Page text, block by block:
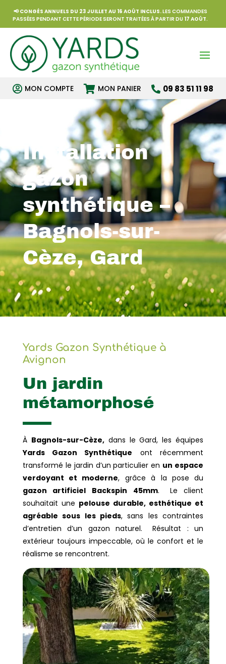
📢CONGÉS ANNUELS DU 23 JUILLET AU 16 AOÛT INCLUS.LES COMMANDES
PASSÉES PENDANT CETTE PÉRIODE SERONT TRAITÉES À PARTIR DU 17 AOÛT.
 MON COMPTE  MON PANIER  09 83 51 11 98
Installation
gazon
synthétique –
Bagnols-sur-
Cèze, Gard
Yards Gazon Synthétique à
Avignon
Un jardin
métamorphosé
À Bagnols-sur-Cèze,dans le Gard, les équipes
Yards Gazon Synthétique ont récemment
transformé le jardin d’un particulier en un espace
verdoyant et moderne, grâce à la pose du
gazon artificiel Backspin 45mm. Le client
souhaitait une pelouse durable, esthétique et
agréable sous les pieds, sans les contraintes
d’entretien d’un gazon naturel. Résultat : un
extérieur toujours impeccable, où le confort et le
réalisme se rencontrent.